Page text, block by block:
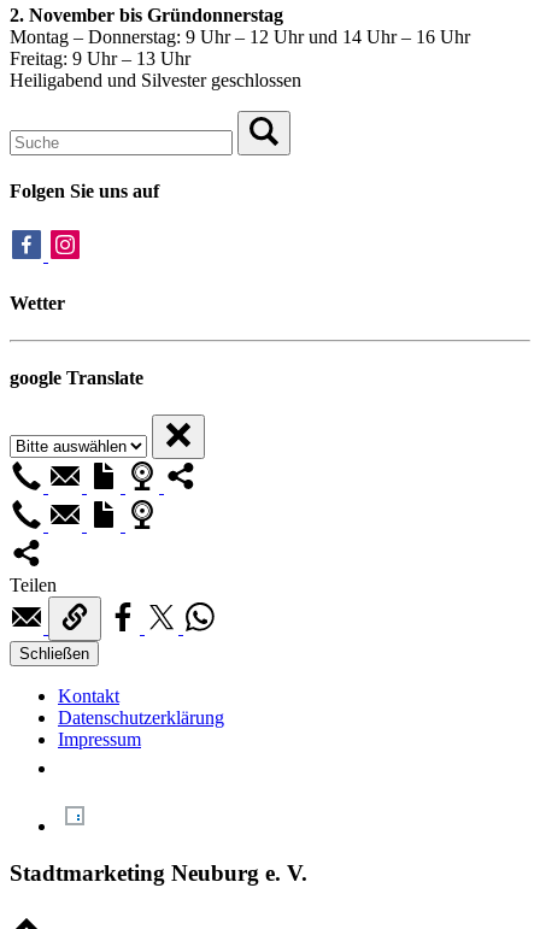
2. November bis Gründonnerstag
Montag – Donnerstag: 9 Uhr – 12 Uhr und 14 Uhr – 16 Uhr
Freitag: 9 Uhr – 13 Uhr
Heiligabend und Silvester geschlossen
Folgen Sie uns auf
Wetter
google Translate
Teilen
Schließen
Kontakt
Datenschutzerklärung
Impressum
Stadtmarketing Neuburg e. V.